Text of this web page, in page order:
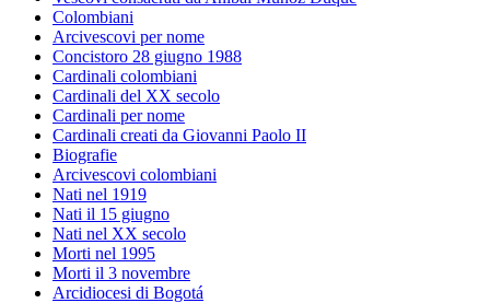
Colombiani
Arcivescovi per nome
Concistoro 28 giugno 1988
Cardinali colombiani
Cardinali del XX secolo
Cardinali per nome
Cardinali creati da Giovanni Paolo II
Biografie
Arcivescovi colombiani
Nati nel 1919
Nati il 15 giugno
Nati nel XX secolo
Morti nel 1995
Morti il 3 novembre
Arcidiocesi di Bogotá